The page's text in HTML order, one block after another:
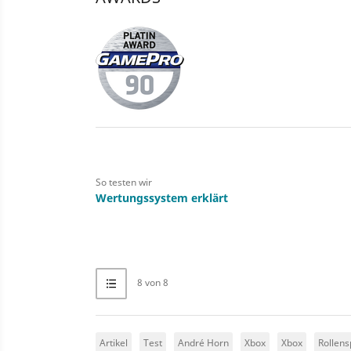
So testen wir
Wertungssystem erklärt
8 von 8
Artikel Test André Horn Xbox Xbox